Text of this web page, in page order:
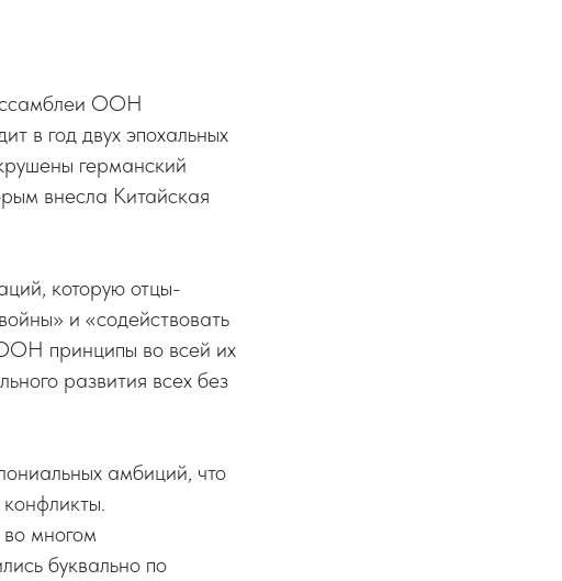
ООН
в год двух эпохальных
германский
внесла Китайская
которую отцы-
и «содействовать
принципы во всей их
развития всех без
амбиций, что
многом
буквально по